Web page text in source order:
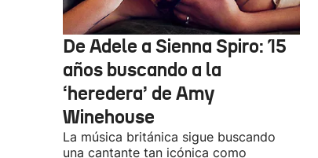
De Adele a Sienna Spiro: 15
años buscando a la
‘heredera’ de Amy
Winehouse
La música británica sigue buscando
una cantante tan icónica como